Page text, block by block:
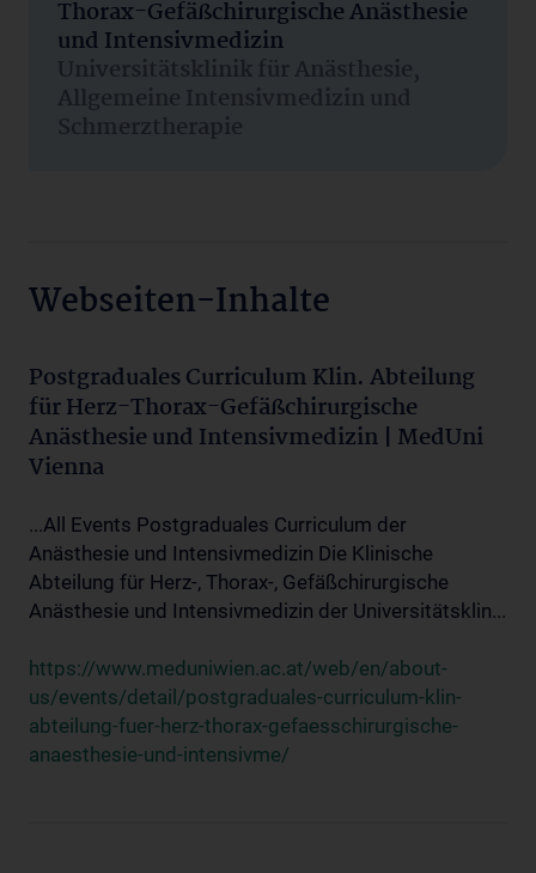
Thorax-Gefäßchirurgische Anästhesie
und Intensivmedizin
Universitätsklinik für Anästhesie,
Allgemeine Intensivmedizin und
Schmerztherapie
Webseiten-Inhalte
Postgraduales Curriculum Klin. Abteilung
für Herz-Thorax-Gefäßchirurgische
Anästhesie und Intensivmedizin | MedUni
Vienna
...All Events Postgraduales Curriculum der
Anästhesie und Intensivmedizin Die Klinische
Abteilung für Herz-, Thorax-, Gefäßchirurgische
Anästhesie und Intensivmedizin der Universitätsklin...
https://www.meduniwien.ac.at/web/en/about-
us/events/detail/postgraduales-curriculum-klin-
abteilung-fuer-herz-thorax-gefaesschirurgische-
anaesthesie-und-intensivme/